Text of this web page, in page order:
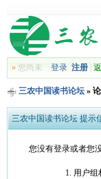
»您尚未 登录 注册|
三农中国读书论坛»
三农中国读书论坛 提示
您没有登录或者您
用户组